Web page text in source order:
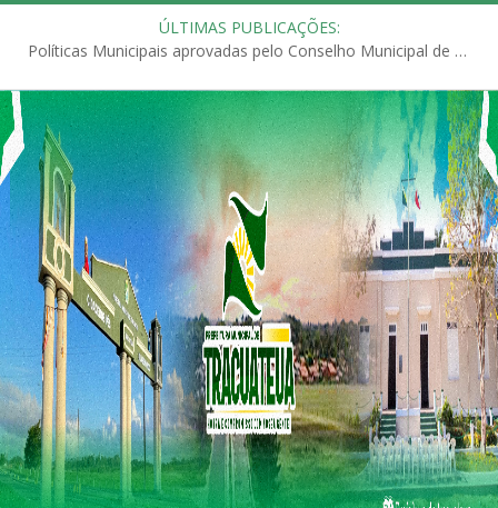
ÚLTIMAS PUBLICAÇÕES:
Políticas Municipais aprovadas pelo Conselho Municipal de Educação (CME)